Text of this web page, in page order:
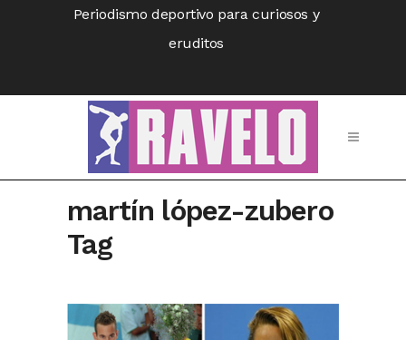
Periodismo deportivo para curiosos y
eruditos
martín lópez-zubero
Tag